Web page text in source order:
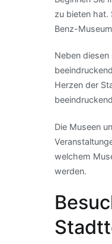
zu bieten hat.
Benz-
Neben
Herzen der
Die Museen
welchem
werden.